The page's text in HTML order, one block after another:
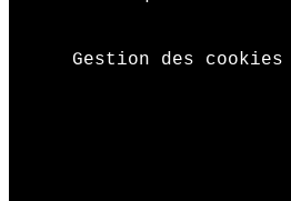
Gestion des cookies